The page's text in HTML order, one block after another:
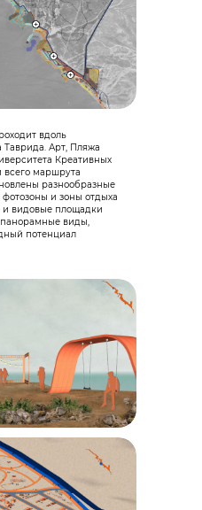
вдоль
Таврида. Арт, Пляжа
Креативных
маршрута
разнообразные
и зоны отдыха
и видовые площадки
виды,
потенциал